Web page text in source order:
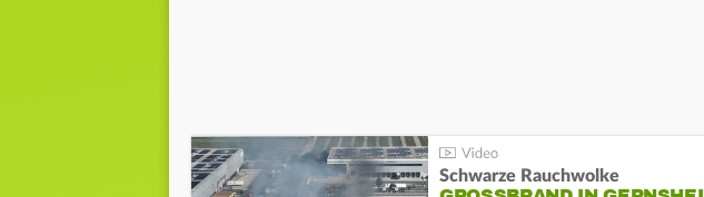
Schwarze Rauchwolke